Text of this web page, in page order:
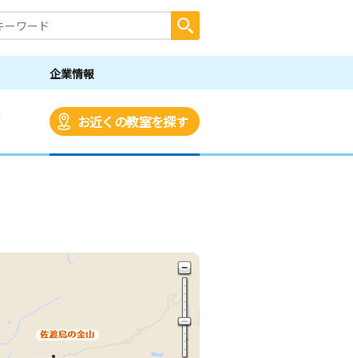
企業情報
お近くの教室を探す